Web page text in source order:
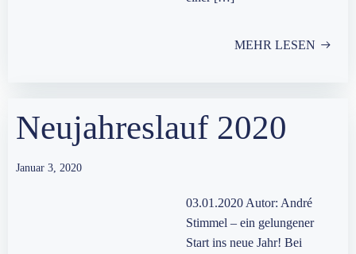
MEHR LESEN
Neujahreslauf 2020
Januar 3, 2020
03.01.2020 Autor: André
Stimmel – ein gelungener
Start ins neue Jahr! Bei